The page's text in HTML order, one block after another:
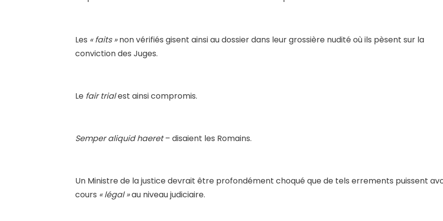
Les « faits »non vérifiés gisent ainsi au dossier dans leur grossière nudité où ils pèsent sur la
conviction des Juges.
Le fair trialest ainsi compromis.
Semper aliquid haeret– disaient les Romains.
Un Ministre de la justice devrait être profondément choqué que de tels errements puissent
cours « légal »au niveau judiciaire.